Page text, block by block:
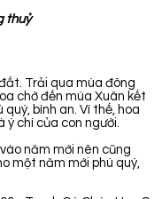
thuỷ
Trải qua mùa đông
chờ đến mùa Xuân kết
bình an. Vì thế, hoa
chí của con người.
năm mới nên cũng
một năm mới phú quý,